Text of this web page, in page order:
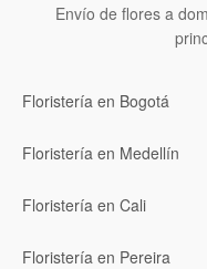
Envío de flores a
Floristería en Bogotá
Floristería en Medellín
Floristería en Cali
Floristería en Pereira